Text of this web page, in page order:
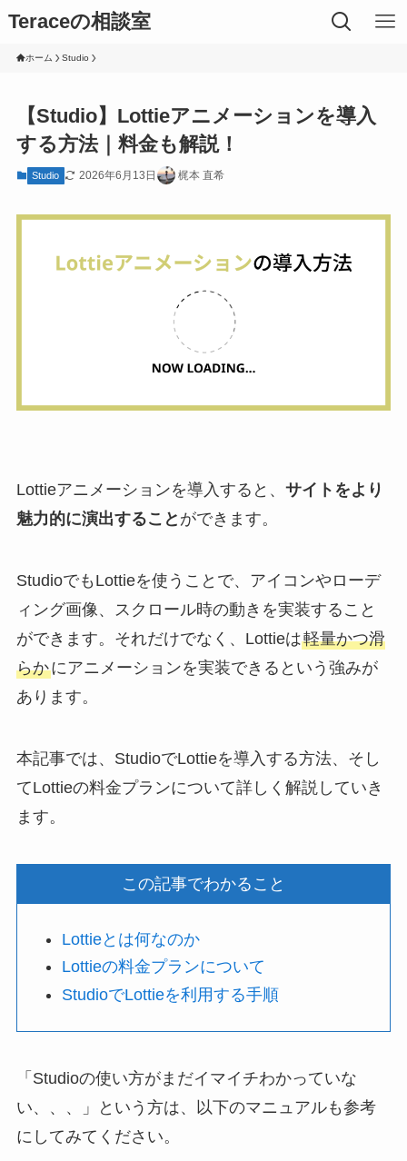
Teraceの相談室
ホーム Studio
【Studio】Lottieアニメーションを導入
する方法｜料金も解説！
Studio 2026年6月13日 梶本 直希
Lottieアニメーションを導入すると、 サイトをより
魅力的に演出すること ができます。
StudioでもLottieを使うことで、アイコンやローデ
ィング画像、スクロール時の動きを実装すること
ができます。それだけでなく、Lottieは軽量かつ滑
らかにアニメーションを実装できるという強みが
あります。
本記事では、StudioでLottieを導入する方法、そし
てLottieの料金プランについて詳しく解説していき
ます。
この記事でわかること
Lottieとは何なのか
Lottieの料金プランについて
StudioでLottieを利用する手順
「Studioの使い方がまだイマイチわかっていな
い、、、」という方は、以下のマニュアルも参考
にしてみてください。